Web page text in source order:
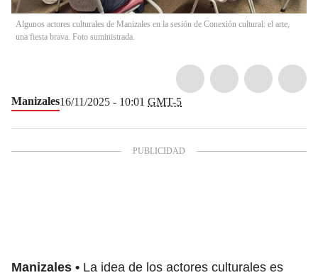
Algunos actores culturales de Manizales en la sesión de Conexión cultural: el arte,
una fiesta brava. Foto suministrada.
Manizales16/11/2025 - 10:01 GMT-5
Manizales
La idea de los actores culturales es